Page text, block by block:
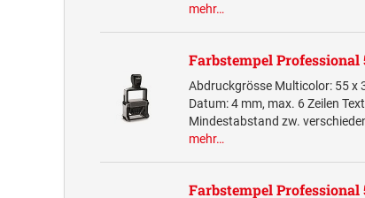
mehr…
Farbstempel Professional
Abdruckgrösse Multicolor: 55 x
Datum: 4 mm, max. 6 Zeilen Text
Mindestabstand zw.
mehr…
Farbstempel Professional